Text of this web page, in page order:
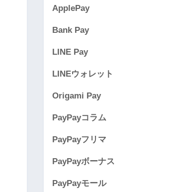
ApplePay
Bank Pay
LINE Pay
LINEウォレット
Origami Pay
PayPayコラム
PayPayフリマ
PayPayボーナス
PayPayモール